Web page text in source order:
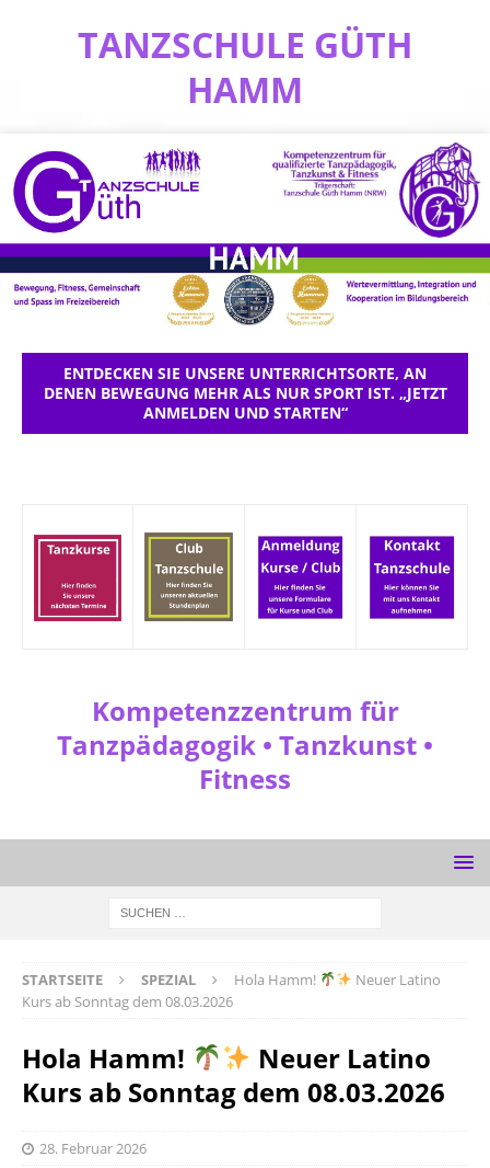
TANZSCHULE GÜTH
HAMM
ENTDECKEN SIE UNSERE UNTERRICHTSORTE, AN
DENEN BEWEGUNG MEHR ALS NUR SPORT IST. „JETZT
ANMELDEN UND STARTEN“
Kompetenzzentrum für
Tanzpädagogik • Tanzkunst •
Fitness
STARTSEITE SPEZIAL Hola Hamm!
Neuer Latino
Kurs ab Sonntag dem 08.03.2026
Hola Hamm!
Neuer Latino
Kurs ab Sonntag dem 08.03.2026
28. Februar 2026